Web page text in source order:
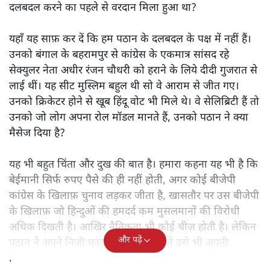
दलबदल करने का पहले से वरदान मिला हुआ था?
यहाँ यह साफ़ कर दें कि हम पठान के दलबदल के पक्ष में नहीं हैं।
उनको बंगाल के बहरामपुर से कांग्रेस के एकमात्र सांसद रहे
सेक्युलर नेता अधीर रंजन चौधरी को हराने के लिये दीदी गुजरात से
लाई थीं। यह सीट मुस्लिम बहुल थी सो वे आराम से जीत गए।
उनको क्रिकेटर होने से खूब हिंदू वोट भी मिले थे। वे सेलिब्रिटी हैं तो
उनको जो लोग अपना रोल मॉडल मानते हैं, उनको पठान ने क्या
मैसेज दिया है?
यह भी बहुत चिंता और दुख की बात है। हमारा कहना यह भी है कि
बेईमानी सिर्फ रुपए पैसे की ही नहीं होती, अगर कोई बीजेपी
कांग्रेस के खिलाफ़ चुनाव लड़कर जीता है, खासतौर पर उस बीजेपी
के खिलाफ़ जो हिन्दुओं की हमदर्द कम मुसलमानों की विरोधी
अधिक दिखती है। आखिर नैतिकता भी कोई चीज़ होती है। लेकिन
पठान ने अपने निजी फायदे या डर के सामने उसे भी अपनी
बिरादरी, मज़हब और पार्टी के मुकाबले ताक पर रख दिया है।
और पढ़ें